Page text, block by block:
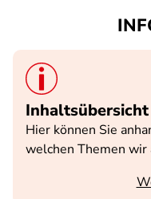
Inhaltsübersicht
Hier können Sie
welchen Themen